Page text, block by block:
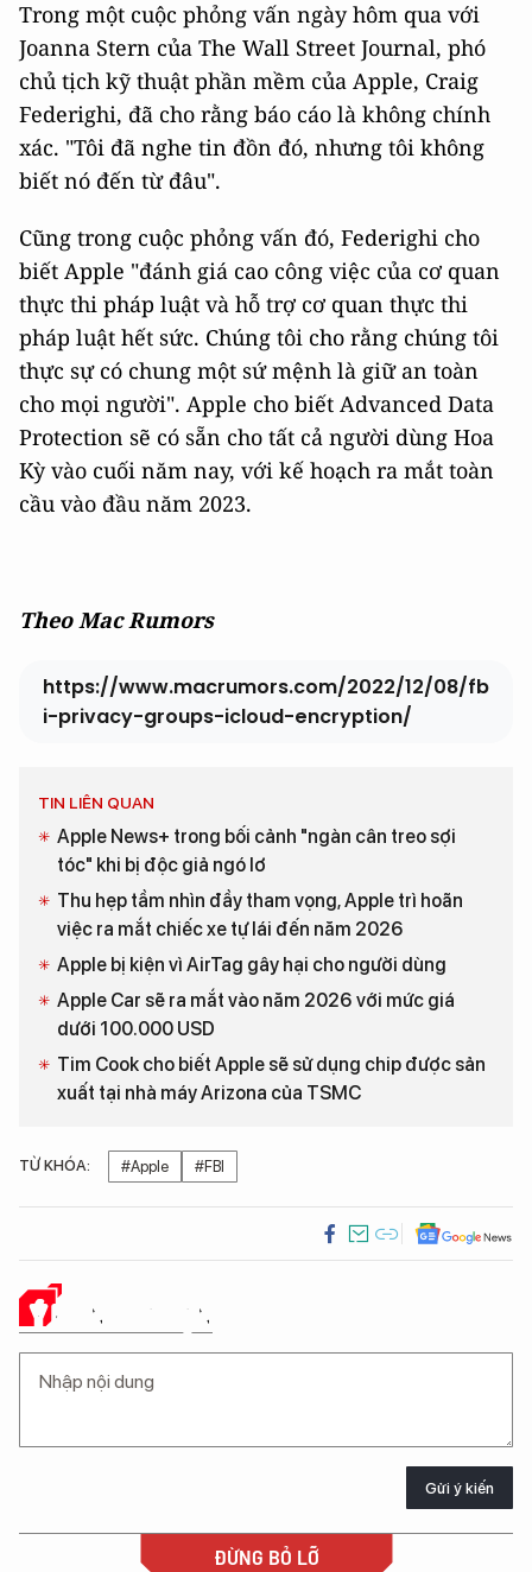
Trong một cuộc phỏng vấn ngày hôm qua với
Joanna Stern của The Wall Street Journal, phó
chủ tịch kỹ thuật phần mềm của Apple, Craig
Federighi, đã cho rằng báo cáo là không chính
xác. "Tôi đã nghe tin đồn đó, nhưng tôi không
biết nó đến từ đâu".
Cũng trong cuộc phỏng vấn đó, Federighi cho
biết Apple "đánh giá cao công việc của cơ quan
thực thi pháp luật và hỗ trợ cơ quan thực thi
pháp luật hết sức. Chúng tôi cho rằng chúng tôi
thực sự có chung một sứ mệnh là giữ an toàn
cho mọi người". Apple cho biết Advanced Data
Protection sẽ có sẵn cho tất cả người dùng Hoa
Kỳ vào cuối năm nay, với kế hoạch ra mắt toàn
cầu vào đầu năm 2023.
Theo Mac Rumors
https://www.macrumors.com/2022/12/08/fb
i-privacy-groups-icloud-encryption/
TIN LIÊN QUAN
Apple News+ trong bối cảnh "ngàn cân treo sợi
tóc" khi bị độc giả ngó lơ
Thu hẹp tầm nhìn đầy tham vọng, Apple trì hoãn
việc ra mắt chiếc xe tự lái đến năm 2026
Apple bị kiện vì AirTag gây hại cho người dùng
Apple Car sẽ ra mắt vào năm 2026 với mức giá
dưới 100.000 USD
Tim Cook cho biết Apple sẽ sử dụng chip được sản
xuất tại nhà máy Arizona của TSMC
TỪ KHÓA: #Apple #FBI
Ý KIẾN CỦA BẠN
Gửi ý kiến
ĐỪNG BỎ LỠ